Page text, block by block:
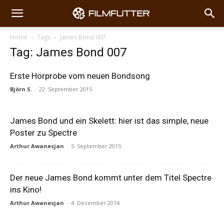
Home Tags James Bond 007
Tag: James Bond 007
Erste Hörprobe vom neuen Bondsong
Björn S. - 22. September 2015
James Bond und ein Skelett: hier ist das simple, neue
Poster zu Spectre
Arthur Awanesjan - 5. September 2015
Der neue James Bond kommt unter dem Titel Spectre
ins Kino!
Arthur Awanesjan - 4. Dezember 2014